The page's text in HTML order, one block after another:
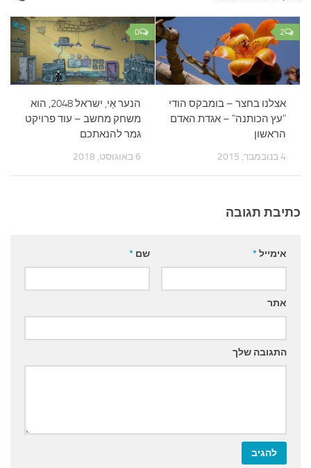
0
הנער אַי, ישראל 2048, הוא
משחק מחשב – עוד פרויקט
גמר להנאתכם
6 באוגוסט, 2018
2
אצלנו בחצר – בומבקס הודי
"עץ הכותנה" – אגדת האדם
הראשון
4 בנובמבר, 2015
כתיבת תגובה
שם * אימייל*
אתר
התגובה שלך